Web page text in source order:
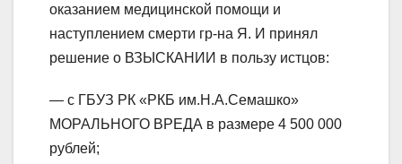
оказанием медицинской помощи и
наступлением смерти гр-на Я. И принял
решение о ВЗЫСКАНИИ в пользу истцов:
— с ГБУЗ РК «РКБ им.Н.А.Семашко»
МОРАЛЬНОГО ВРЕДА в размере 4 500 000
рублей;